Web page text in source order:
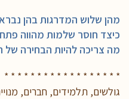
מהן שלוש המדרגות בהן
כיצד חוסר שלמות מהווה
מה צריכה להיות הבחירה
* * * * * * * * * * * * * * * * * *
גולשים, תלמידים, חברים,